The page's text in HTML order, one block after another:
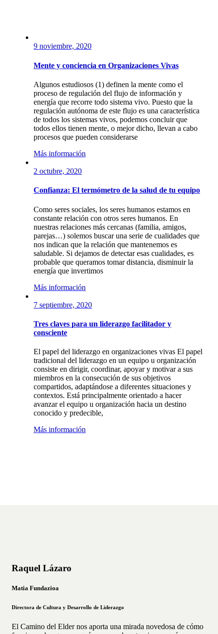
9 noviembre, 2020
Mente y conciencia en Organizaciones Vivas
Algunos estudiosos (1) definen la mente como el
proceso de regulación del flujo de información y
energía que recorre todo sistema vivo. Puesto que la
regulación autónoma de este flujo es una característica
de todos los sistemas vivos, podemos concluir que
todos ellos tienen mente, o mejor dicho, llevan a cabo
procesos que pueden considerarse
Más información
2 octubre, 2020
Confianza: El termómetro de la salud de tu equipo
Como seres sociales, los seres humanos estamos en
constante relación con otros seres humanos. En
nuestras relaciones más cercanas (familia, amigos,
parejas…) solemos buscar una serie de cualidades que
nos indican que la relación que mantenemos es
saludable. Si dejamos de detectar esas cualidades, es
probable que queramos tomar distancia, disminuir la
energía que invertimos
Más información
7 septiembre, 2020
Tres claves para un liderazgo facilitador y
consciente
El papel del liderazgo en organizaciones vivas El papel
tradicional del liderazgo en un equipo u organización
consiste en dirigir, coordinar, apoyar y motivar a sus
miembros en la consecución de sus objetivos
compartidos, adaptándose a diferentes situaciones y
contextos. Está principalmente orientado a hacer
avanzar el equipo u organización hacia un destino
conocido y predecible,
Más información
Raquel Lázaro
Matia Fundazioa
Directora de Cultura y Desarrollo de Liderazgo
El Camino del Elder nos aporta una mirada novedosa de cómo